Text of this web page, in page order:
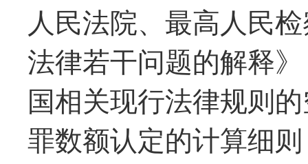
人民法院、最高人民
法律若干问题的解释
国相关现行法律规则
罪数额认定的计算细